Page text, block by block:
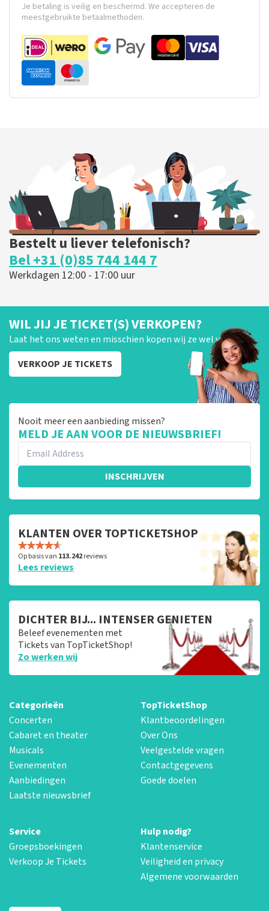
Je betaling is veilig en beschermd. We accepteren de
meestgebruikte betaalmethoden.
Bestelt u liever telefonisch?
Bel +31 (0)85 744 144 7
Werkdagen 12:00 - 17:00 uur
WIL JIJ JE TICKET(S) VERKOPEN?
Laat het ons weten en misschien kopen wij ze wel van je!
VERKOOP JE TICKETS
Nooit meer een aanbieding missen?
MELD JE AAN VOOR DE NIEUWSBRIEF!
INSCHRIJVEN
KLANTEN OVER TOPTICKETSHOP
Op basis van 113.242reviews
Lees reviews
DICHTER BIJ... INTENSER GENIETEN
Beleef evenementen met
Tickets van TopTicketShop!
Zo werken wij
Categorieën
Concerten
Cabaret en theater
Musicals
Evenementen
Aanbiedingen
Laatste nieuwsbrief
TopTicketShop
Klantbeoordelingen
Over Ons
Veelgestelde vragen
Contactgegevens
Goede doelen
Service
Groepsboekingen
Verkoop Je Tickets
Hulp nodig?
Klantenservice
Veiligheid en privacy
Algemene voorwaarden